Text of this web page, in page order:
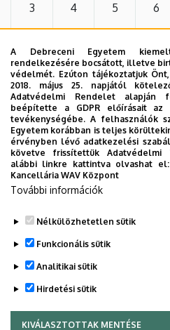
3 4 5 6
10 11 12 13
17 18 19 20
24 25 26 27
31 1
A Debreceni Egyetem
rendelkezésére bocsátott, illetve
védelmét. Ezúton tájékoztatjuk
2018. május 25. napjától
Adatvédelmi Rendelet alapján
beépítette a GDPR előírásait az
tevékenységébe. A felhasználók
Egyetem korábban is teljes
érvényben lévő adatkezelési
követve frissítettük Adatvédelmi
alábbi linkre kattintva olvashat
Kancellária WAV Központ
További információk
Nélkülözhetetlen sütik
Funkcionális sütik
Analitikai sütik
Hirdetési sütik
KIVÁLASZTOTTAK MENTÉSE
WITHDRAW CONSENT